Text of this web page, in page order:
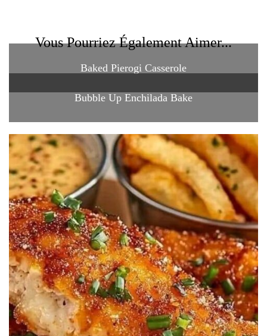
Vous Pourriez Également Aimer...
Baked Pierogi Casserole
Bubble Up Enchilada Bake